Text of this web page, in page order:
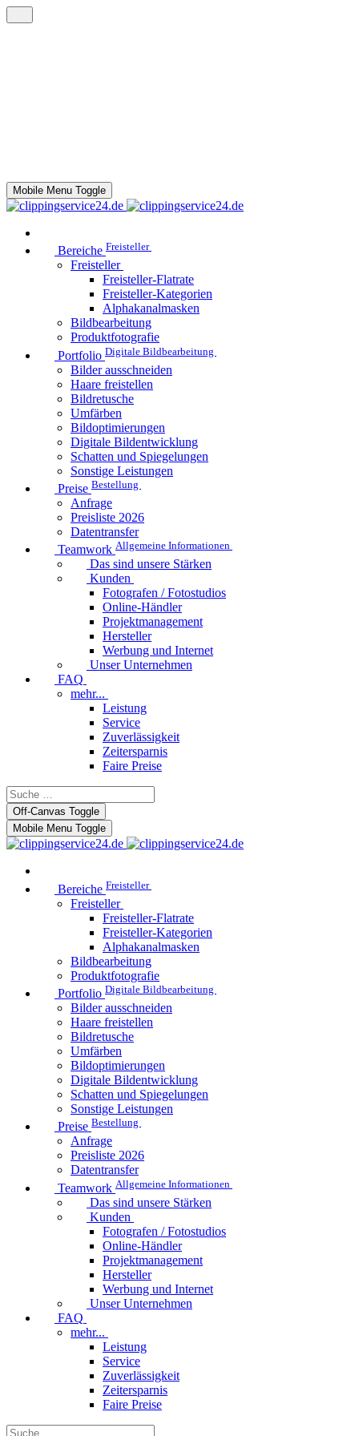
Mobile Menu Toggle
Bereiche Freisteller
Freisteller
Freisteller-Flatrate
Freisteller-Kategorien
Alphakanalmasken
Bildbearbeitung
Produktfotografie
Portfolio Digitale Bildbearbeitung
Bilder ausschneiden
Haare freistellen
Bildretusche
Umfärben
Bildoptimierungen
Digitale Bildentwicklung
Schatten und Spiegelungen
Sonstige Leistungen
Preise Bestellung
Anfrage
Preisliste 2026
Datentransfer
Teamwork Allgemeine Informationen
Das sind unsere Stärken
Kunden
Fotografen / Fotostudios
Online-Händler
Projektmanagement
Hersteller
Werbung und Internet
Unser Unternehmen
FAQ
mehr...
Leistung
Service
Zuverlässigkeit
Zeitersparnis
Faire Preise
Off-Canvas Toggle
Mobile Menu Toggle
Bereiche Freisteller
Freisteller
Freisteller-Flatrate
Freisteller-Kategorien
Alphakanalmasken
Bildbearbeitung
Produktfotografie
Portfolio Digitale Bildbearbeitung
Bilder ausschneiden
Haare freistellen
Bildretusche
Umfärben
Bildoptimierungen
Digitale Bildentwicklung
Schatten und Spiegelungen
Sonstige Leistungen
Preise Bestellung
Anfrage
Preisliste 2026
Datentransfer
Teamwork Allgemeine Informationen
Das sind unsere Stärken
Kunden
Fotografen / Fotostudios
Online-Händler
Projektmanagement
Hersteller
Werbung und Internet
Unser Unternehmen
FAQ
mehr...
Leistung
Service
Zuverlässigkeit
Zeitersparnis
Faire Preise